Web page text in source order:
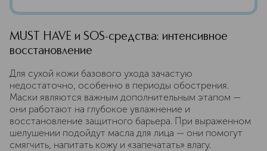
MUST HAVE и SOS-средства: интенсивное
восстановление
Для сухой кожи базового ухода зачастую
недостаточно, особенно в периоды обострения.
Маски являются важным дополнительным этапом —
они работают на глубокое увлажнение и
восстановление защитного барьера. При выраженном
шелушении подойдут масла для лица — они помогут
смягчить, напитать кожу и «запечатать» влагу.